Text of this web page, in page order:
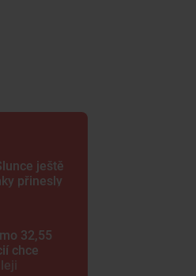
ještě
přinesly
32,55
chce